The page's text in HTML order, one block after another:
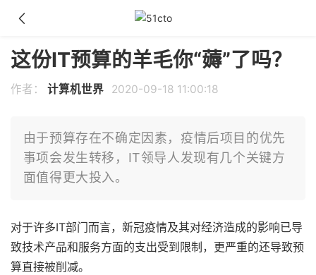
这份IT预算的羊毛你“薅”了吗？
作者： 计算机世界 2020-09-18 11:00:18
由于预算存在不确定因素，疫情后项目的优先
事项会发生转移，IT领导人发现有几个关键方
面值得更大投入。
对于许多IT部门而言，新冠疫情及其对经济造成的影响已导
致技术产品和服务方面的支出受到限制，更严重的还导致预
算直接被削减。